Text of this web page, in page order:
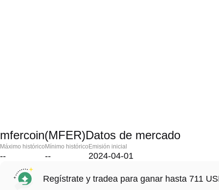
mfercoin(MFER)Datos de mercado
Máximo histórico
--
Mínimo histórico
--
Emisión inicial
2024-04-01
Regístrate y tradea para ganar hasta 711